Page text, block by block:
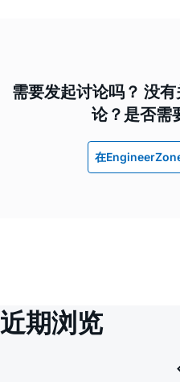
需要发起讨论吗？ 没有
论？是否需
在
近期浏览